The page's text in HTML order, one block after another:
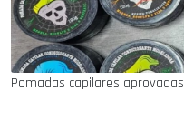
Pomadas capilares